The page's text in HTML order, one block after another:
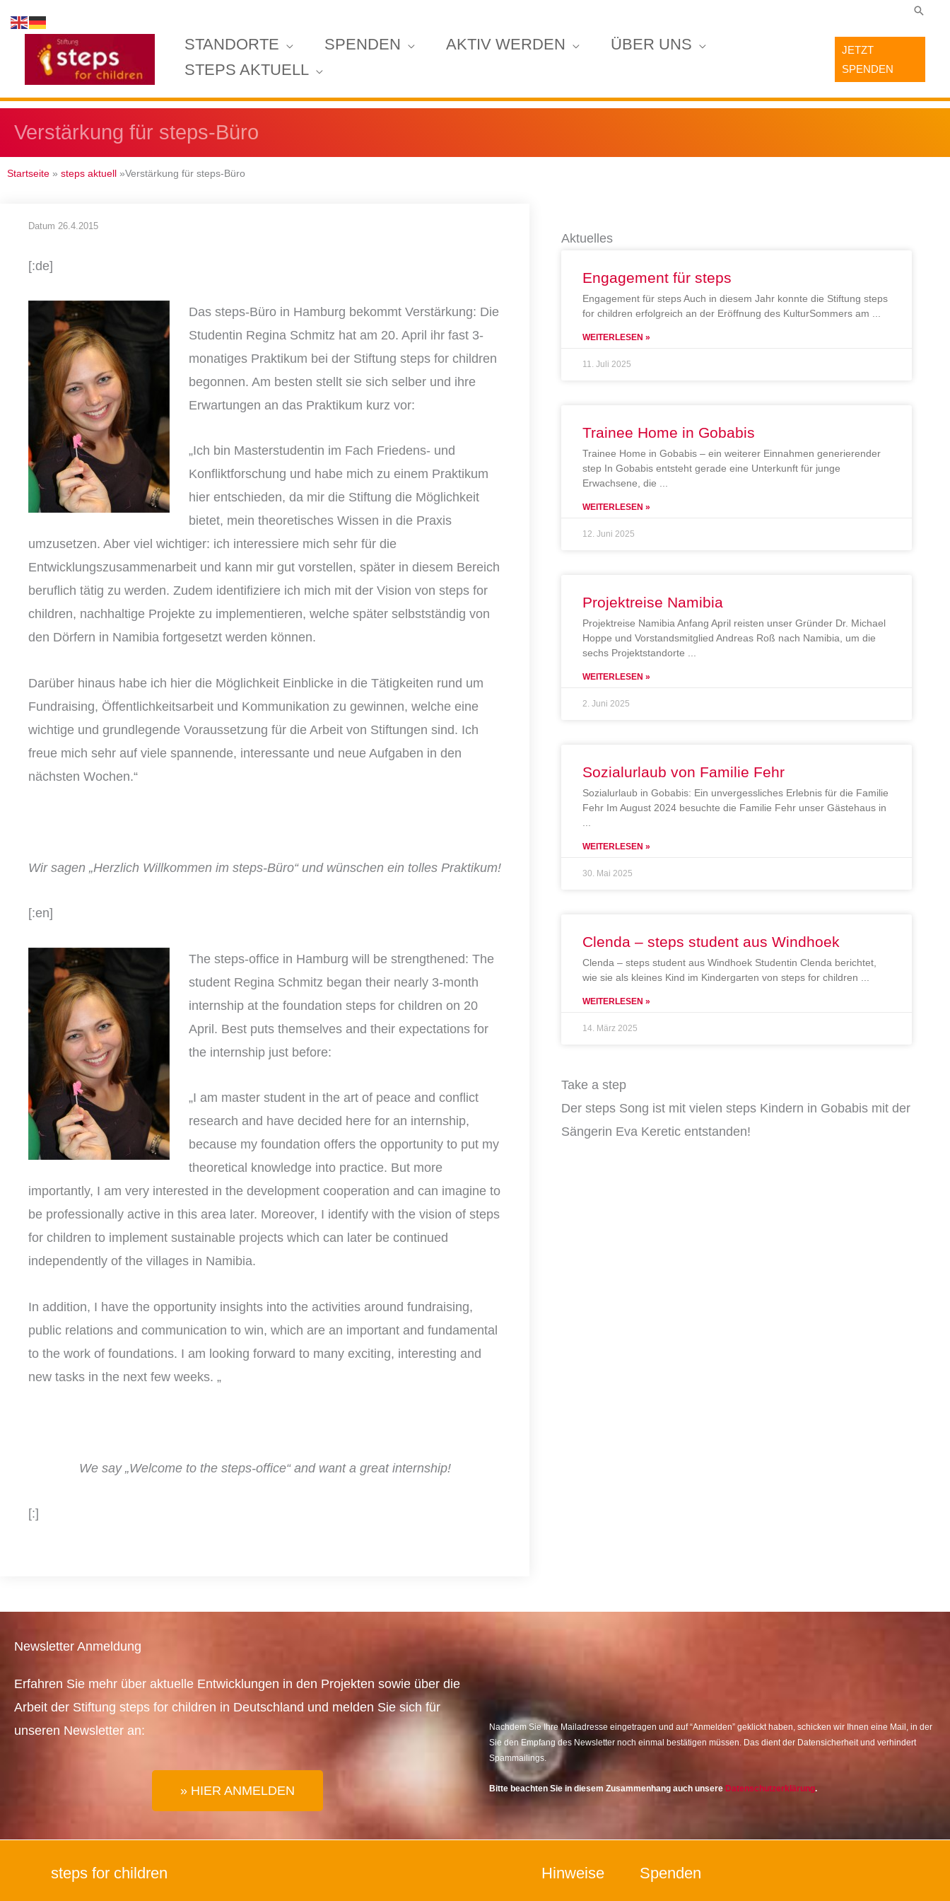
Inhalt
springen
STANDORTE SPENDEN AKTIV WERDEN
ÜBER UNS
STEPS AKTUELL
JETZT
SPENDEN
Verstärkung für steps-Büro
Startseite » steps aktuell »Verstärkung für steps-Büro
Datum 26.4.2015
[:de]
Das steps-Büro in Hamburg bekommt Verstärkung: Die
Studentin Regina Schmitz hat am 20. April ihr fast 3-
monatiges Praktikum bei der Stiftung steps for children
begonnen. Am besten stellt sie sich selber und ihre
Erwartungen an das Praktikum kurz vor:
„Ich bin Masterstudentin im Fach Friedens- und
Konfliktforschung und habe mich zu einem Praktikum
hier entschieden, da mir die Stiftung die Möglichkeit
bietet, mein theoretisches Wissen in die Praxis
umzusetzen. Aber viel wichtiger: ich interessiere mich sehr für die
Entwicklungszusammenarbeit und kann mir gut vorstellen, später in diesem Bereich
beruflich tätig zu werden. Zudem identifiziere ich mich mit der Vision von steps for
children, nachhaltige Projekte zu implementieren, welche später selbstständig von
den Dörfern in Namibia fortgesetzt werden können.
Darüber hinaus habe ich hier die Möglichkeit Einblicke in die Tätigkeiten rund um
Fundraising, Öffentlichkeitsarbeit und Kommunikation zu gewinnen, welche eine
wichtige und grundlegende Voraussetzung für die Arbeit von Stiftungen sind. Ich
freue mich sehr auf viele spannende, interessante und neue Aufgaben in den
nächsten Wochen.“
Wir sagen „Herzlich Willkommen im steps-Büro“ und wünschen ein tolles Praktikum!
[:en]
The steps-office in Hamburg will be strengthened: The
student Regina Schmitz began their nearly 3-month
internship at the foundation steps for children on 20
April. Best puts themselves and their expectations for
the internship just before:
„I am master student in the art of peace and conflict
research and have decided here for an internship,
because my foundation offers the opportunity to put my
theoretical knowledge into practice. But more
importantly, I am very interested in the development cooperation and can imagine to
be professionally active in this area later. Moreover, I identify with the vision of steps
for children to implement sustainable projects which can later be continued
independently of the villages in Namibia.
In addition, I have the opportunity insights into the activities around fundraising,
public relations and communication to win, which are an important and fundamental
to the work of foundations. I am looking forward to many exciting, interesting and
new tasks in the next few weeks. „
We say „Welcome to the steps-office“ and want a great internship!
[:]
Aktuelles
Engagement für steps
Engagement für steps Auch in diesem Jahr konnte die Stiftung steps
for children erfolgreich an der Eröffnung des KulturSommers am
WEITERLESEN »
11. Juli 2025
Trainee Home in Gobabis
Trainee Home in Gobabis – ein weiterer Einnahmen generierender
step In Gobabis entsteht gerade eine Unterkunft für junge
Erwachsene, die
WEITERLESEN »
12. Juni 2025
Projektreise Namibia
Projektreise Namibia Anfang April reisten unser Gründer Dr. Michael
Hoppe und Vorstandsmitglied Andreas Roß nach Namibia, um die
sechs Projektstandorte
WEITERLESEN »
2. Juni 2025
Sozialurlaub von Familie Fehr
Sozialurlaub in Gobabis: Ein unvergessliches Erlebnis für die Familie
Fehr Im August 2024 besuchte die Familie Fehr unser Gästehaus in
WEITERLESEN »
30. Mai 2025
Clenda – steps student aus Windhoek
Clenda – steps student aus Windhoek Studentin Clenda berichtet,
wie sie als kleines Kind im Kindergarten von steps for children
WEITERLESEN »
14. März 2025
Take a step
Der steps Song ist mit vielen steps Kindern in Gobabis mit der
Sängerin Eva Keretic entstanden!
Newsletter Anmeldung
Erfahren Sie mehr über aktuelle Entwicklungen in den Projekten sowie über die
Arbeit der Stiftung steps for children in Deutschland und melden Sie sich für
unseren Newsletter an:
» HIER ANMELDEN
Nachdem Sie Ihre Mailadresse eingetragen und auf “Anmelden” geklickt haben, schicken wir Ihnen eine Mail, in der
Sie den Empfang des Newsletter noch einmal bestätigen müssen. Das dient der Datensicherheit und verhindert
Spammailings.
Bitte beachten Sie in diesem Zusammenhang auch unsere Datenschutzerklärung.
steps for children Hinweise Spenden